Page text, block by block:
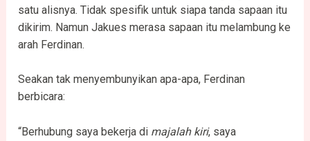
satu alisnya. Tidak spesifik untuk siapa tanda sapaan itu
dikirim. Namun Jakues merasa sapaan itu melambung ke
arah Ferdinan.
Seakan tak menyembunyikan apa-apa, Ferdinan
berbicara:
“Berhubung saya bekerja di majalah kiri, saya